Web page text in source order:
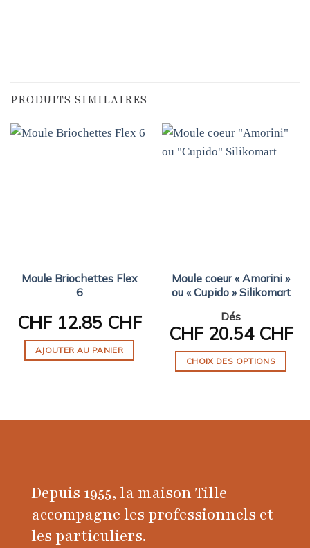
PRODUITS SIMILAIRES
Moule Briochettes Flex
6
CHF12.85 CHF
AJOUTER AU PANIER
Moule coeur « Amorini »
ou « Cupido » Silikomart
Dés
CHF20.54 CHF
CHOIX DES OPTIONS
être
choisies
Depuis 1955, la maison Tille
accompagne les professionnels et
les particuliers.